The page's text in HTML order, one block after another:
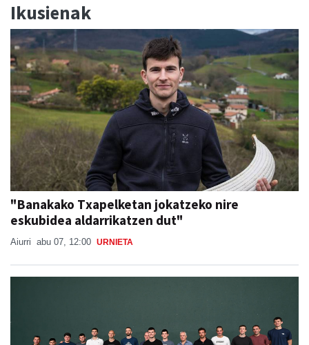
Ikusienak
"Banakako Txapelketan jokatzeko nire
eskubidea aldarrikatzen dut"
Aiurri abu 07, 12:00 URNIETA